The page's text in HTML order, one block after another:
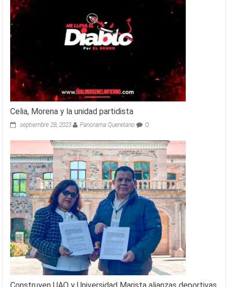
Celia, Morena y la unidad partidista
septiembre 28, 2023 Panorama Queretano 0